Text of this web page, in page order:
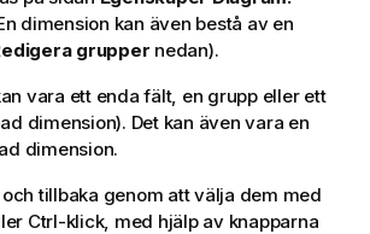
dimension kan även bestå av en
grupper nedan).
vara ett enda fält, en grupp eller ett
dimension). Det kan även vara en
dimension.
tillbaka genom att välja dem med
Ctrl-klick, med hjälp av knapparna